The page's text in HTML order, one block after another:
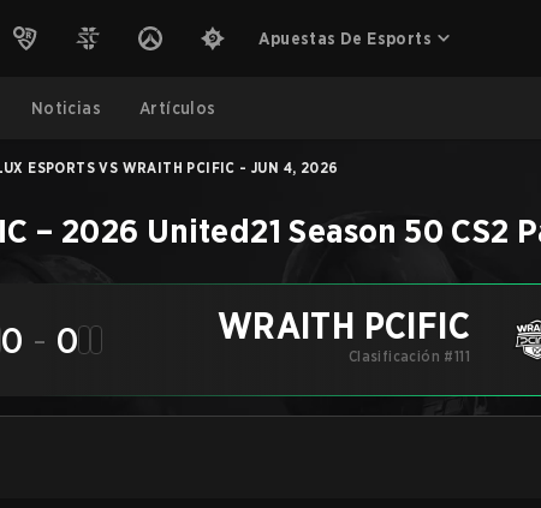
Apuestas De Esports
Noticias Artículos
ESPORTS VS WRAITH PCIFIC - JUN 4, 2026
– 2026 United21 Season 50 CS2
0 - 0 WRAITH PCIFIC
Clasificación #111